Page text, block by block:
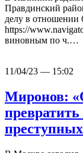
Правдинский
делу в отношении
https://
виновным по ч.…
11/04/23 — 15:02
Миронов:
преступных